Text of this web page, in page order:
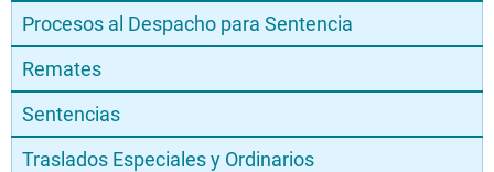
Procesos al Despacho para Sentencia
Remates
Sentencias
Traslados Especiales y Ordinarios